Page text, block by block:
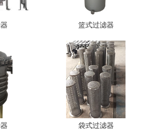
篮式过滤器
袋式过滤器